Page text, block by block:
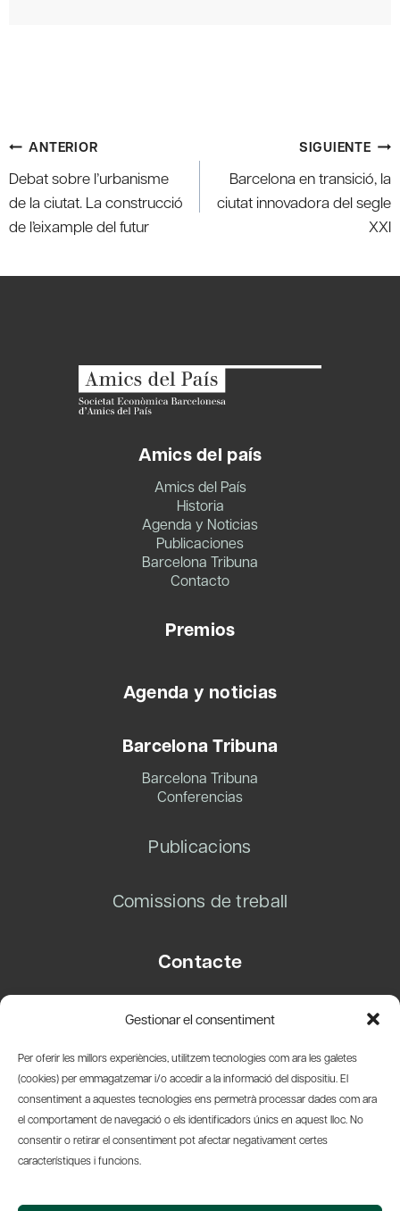
Gestionar el consentiment
Per oferir les millors experiències, utilitzem tecnologies com ara les galetes
(cookies) per emmagatzemar i/o accedir a la informació del dispositiu. El
consentiment a aquestes tecnologies ens permetrà processar dades com ara
el comportament de navegació o els identificadors únics en aquest lloc. No
consentir o retirar el consentiment pot afectar negativament certes
característiques i funcions.
Navegación
de
entradas
ANTERIOR
Debat sobre l’urbanisme
de la ciutat. La construcció
de l’eixample del futur
SIGUIENTE
Barcelona en transició, la
ciutat innovadora del segle
XXI
Amics del país
Amics del País
Historia
Agenda y Noticias
Publicaciones
Barcelona Tribuna
Contacto
Premios
Agenda y noticias
Barcelona Tribuna
Barcelona Tribuna
Conferencias
Publicacions
Comissions de treball
Contacte
08003 Barcelona
info@amicsdelpais.com
Suscripció Newsletter